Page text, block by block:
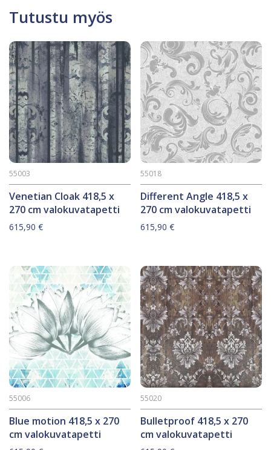
Tutustu myös
Venetian Cloak 418,5 x
270 cm valokuvatapetti
55003
615,90 €
Different Angle 418,5 x
270 cm valokuvatapetti
55018
615,90€
Blue motion 418,5 x 270
cm valokuvatapetti
55006
Bulletproof 418,5 x 270
cm valokuvatapetti
55020